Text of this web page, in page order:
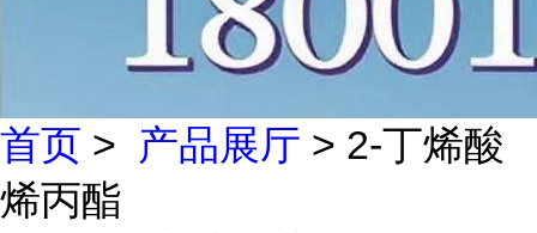
首页 > 产品展厅 > 2-丁烯酸
烯丙酯